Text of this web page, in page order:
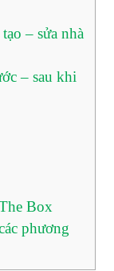
– sửa nhà
– sau khi
Box
phương